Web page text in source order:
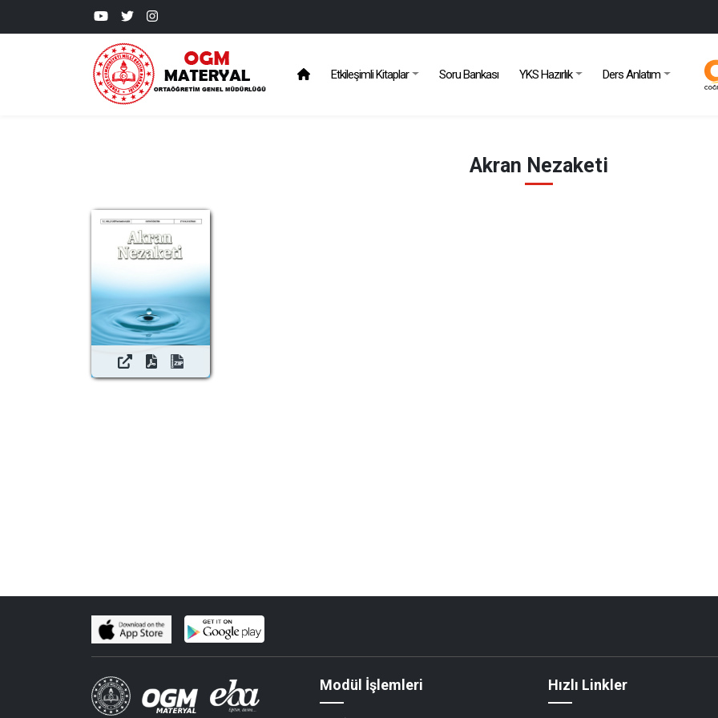
Etkileşimli Kitaplar Soru Bankası YKS Hazırlık Ders Anlatım
Akran Nezaketi
Modül İşlemleri Hızlı Linkler